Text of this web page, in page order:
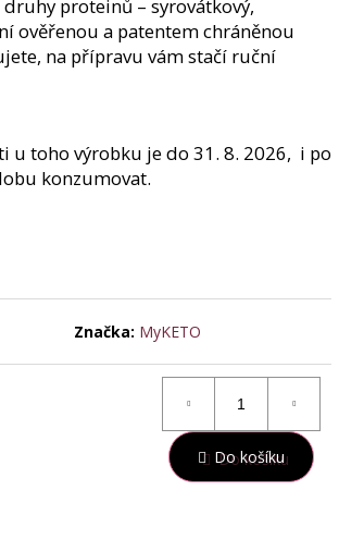
proteinů – syrovátkový,
ověřenou a patentem chráněnou
na přípravu vám stačí ruční
toho výrobku je do 31. 8. 2026, i po
konzumovat.
Značka: MyKETO
Do košíku